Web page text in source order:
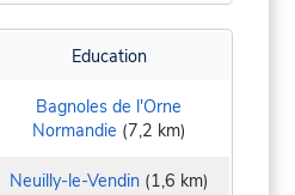
Education
Bagnoles de l'Orne
Normandie (7,2 km)
Neuilly-le-Vendin(1,6 km)